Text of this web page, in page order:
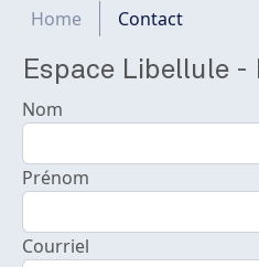
Fil d'Ariane
Home Contact
Espace Libellule -
Nom
Prénom
Courriel